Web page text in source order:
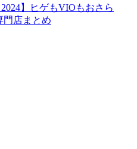
】ヒゲもVIOもおさら
門店まとめ